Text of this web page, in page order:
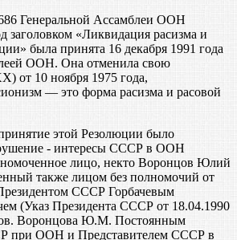
Генеральной Ассамблеи ООН
заголовком «Ликвидация расизма и
была принята 16 декабря 1991 года
ООН. Она отменила свою
от 10 ноября 1975 года,
— это форма расизма и расовой
этой Резолюции было
- интересы СССР в ООН
лицо, некто Воронцов Юлий
также лицом без полномочий от
СССР Горбачевым
(Указ Президента СССР от 18.04.1990
Воронцова Ю.М. Постоянным
при ООН и Представителем СССР в